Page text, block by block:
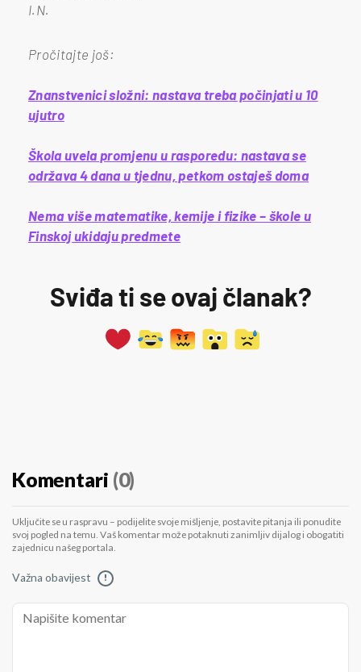
I.N.
Pročitajte još:
Znanstvenici složni: nastava treba počinjati u 10
ujutro
Škola uvela promjenu u rasporedu: nastava se
održava 4 dana u tjednu, petkom ostaješ doma
Nema više matematike, kemije i fizike – škole u
Finskoj ukidaju predmete
Sviđa ti se ovaj članak?
Komentari (0)
Uključite se u raspravu – podijelite svoje mišljenje, postavite pitanja ili ponudite
svoj pogled na temu. Vaš komentar može potaknuti zanimljiv dijalog i obogatiti
zajednicu našeg portala.
Važna obavijest !